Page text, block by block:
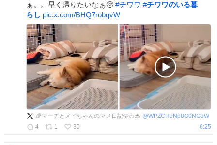
ぁ。。早く帰りたいなぁ🥺 #チワワ #チワワのいる暮
らし pic.x.com/BHQ7robqvW
🌈マーチとメイちゃんのマメ日記🐶🍊🐬 @WPZCHoNp8G0NGdW
4
1 30 6:25